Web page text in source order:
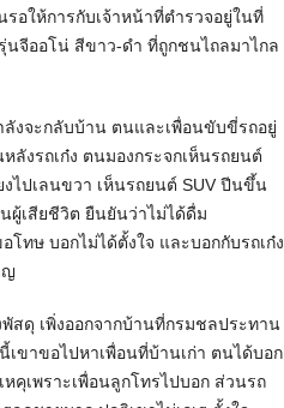
ให้การกับเจ้าหน้าที่ตำรวจอยู่ในที่
นจีออโน่ สีขาว-ดำ ที่ถูกชนไถลมาไกล
งจะกลับบ้าน ตนและเพื่อนขับขี่รถอยู่
ลังรถเก๋ง ตนมองกระจกเห็นรถยนต์
งไปเลนขวา เห็นรถยนต์ SUV ปีนขึ้น
ผู้เสียชีวิต ยืนยันว่าไม่ได้ดื่ม
ทษ บอกไม่ได้ตั้งใจ และบอกกับรถเก๋ง
ญ
สดุ เพิ่งออกจากบ้านที่กรมชลประทาน
ขาขอไปหาเพื่อนที่บ้านเก่า ตนได้บอก
คุเพราะเพื่อนลูกโทรไปบอก ส่วนรถ